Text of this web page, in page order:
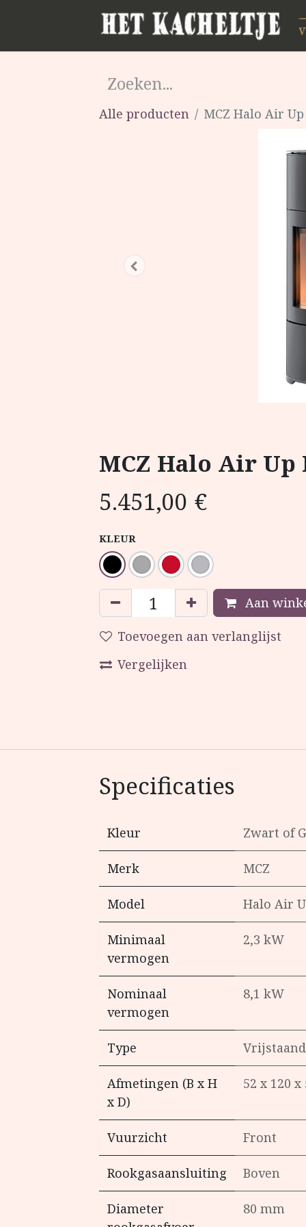
Alle producten MCZ Halo Air
MCZ Halo Air Up
5.451,00 €
KLEUR
Aan
Toevoegen aan verlanglijst
Vergelijken
Specificaties
Kleur Zwart of
Merk MCZ
Model Halo Air
Minimaal
vermogen
2,3 kW
Nominaal
vermogen
8,1 kW
Type Vrijstaand
Afmetingen (B x H
x D)
52 x 120 x
Vuurzicht Front
Rookgasaansluiting Boven
Diameter
80 mm